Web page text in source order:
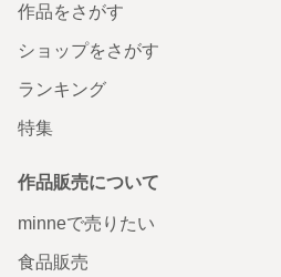
作品をさがす
ショップをさがす
ランキング
特集
作品販売について
minneで売りたい
食品販売